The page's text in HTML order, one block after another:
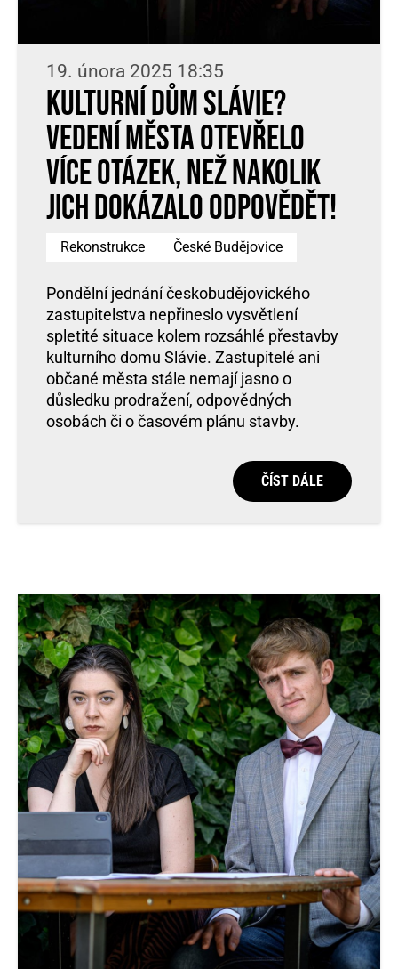
19. února 2025 18:35
Kulturní dům Slávie?
Vedení města otevřelo
více otázek, než nakolik
jich dokázalo odpovědět!
Rekonstrukce České Budějovice
Pondělní jednání českobudějovického
zastupitelstva nepřineslo vysvětlení
spletité situace kolem rozsáhlé přestavby
kulturního domu Slávie. Zastupitelé ani
občané města stále nemají jasno o
důsledku prodražení, odpovědných
osobách či o časovém plánu stavby.
ČÍST DÁLE